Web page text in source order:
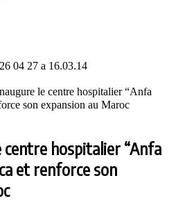
le centre hospitalier “Anfa
son expansion au Maroc
hospitalier “Anfa
et renforce son